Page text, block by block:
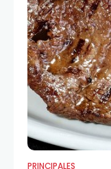
PRINCIPALES